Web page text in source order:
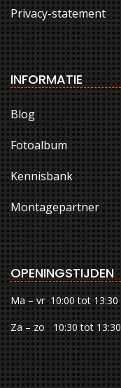
Privacy-statement
INFORMATIE
Blog
Fotoalbum
Kennisbank
Montagepartner
OPENINGSTIJDEN
Ma – vr 10:00 tot 13:30
Za – zo 10:30 tot 13:30